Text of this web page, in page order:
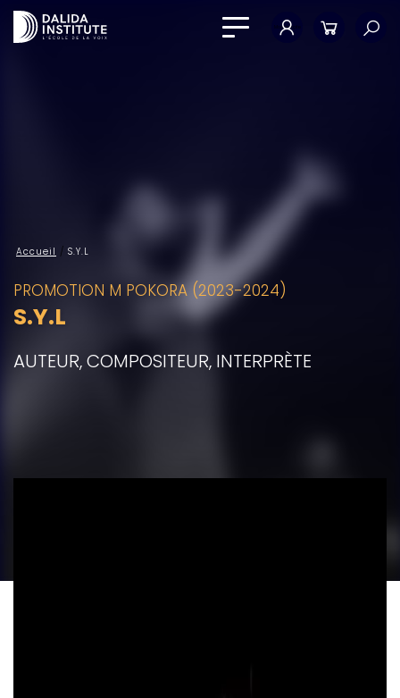
Mon compte Panier
Accueil / S.Y.L
PROMOTION M POKORA (2023-2024)
S.Y.L
AUTEUR, COMPOSITEUR, INTERPRÈTE